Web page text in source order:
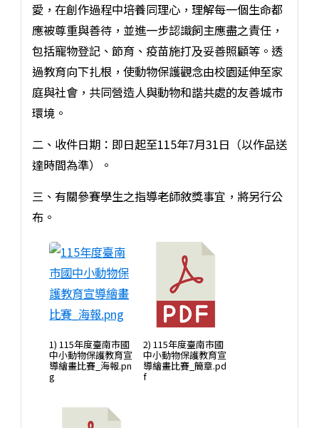
愛，在創作過程中培養同理心，理解每一個生命都
應被尊重與善待，並進一步認識飼主應盡之責任，
包括寵物登記、節育、疫苗施打及妥善照顧等。透
過教育向下扎根，使動物保護觀念由校園延伸至家
庭與社會，共同營造人與動物和諧共處的友善城市
環境。
二、收件日期：即日起至115年7月31日（以作品送
達時間為準）。
三、有關參賽學生之指導老師敘獎事宜，將另行公
布。
1) 115年度臺南市國
中小動物保護教育宣
導繪畫比賽_海報.pn
g
2) 115年度臺南市國
中小動物保護教育宣
導繪畫比賽_簡章.pd
f